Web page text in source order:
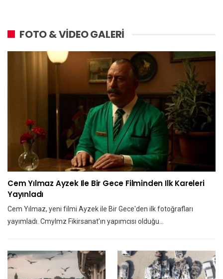
FOTO & VİDEO GALERİ
Cem Yılmaz Ayzek Ile Bir Gece Filminden Ilk Kareleri
Yayınladı
Cem Yılmaz, yeni filmi Ayzek ile Bir Gece'den ilk fotoğrafları
yayımladı. Cmylmz Fikirsanat’ın yapımcısı olduğu…